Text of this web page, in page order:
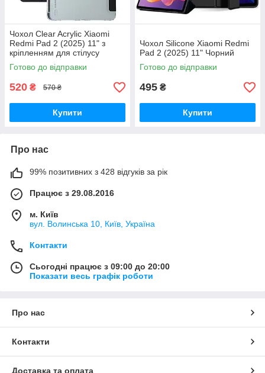
Чохол Clear Acrylic Xiaomi
Redmi Pad 2 (2025) 11" з
кріпленням для стілусу
Чорний
Готово до відправки
520 ₴ 570 ₴
Купити
Чохол Silicone Xiaomi Redmi
Pad 2 (2025) 11" Чорний
Готово до відправки
495 ₴
Купити
Про нас
99% позитивних з 428 відгуків за рік
Працює з 29.08.2016
м. Київ
вул. Волинська 10, Київ, Україна
Контакти
Сьогодні працює з 09:00 до 20:00
Показати весь графік роботи
Про нас
Контакти
Доставка та оплата